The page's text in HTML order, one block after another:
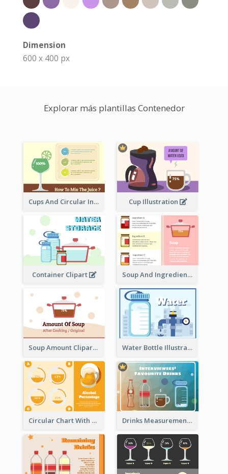
Dimension
600 x 400 px
Explorar más plantillas Contenedor
Cups And Circular Informative Clipart Cup Illustration
Container Clipart Soup And Ingredients Recipes
Soup Amount Clipart Water Bottle Illustration
Circular Chart With Comparison Drinks Measurement Illustration